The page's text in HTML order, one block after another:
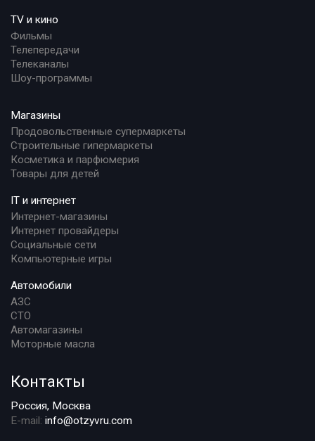
TV и кино
Фильмы
Телепередачи
Телеканалы
Шоу-программы
Магазины
Продовольственные супермаркеты
Строительные гипермаркеты
Косметика и парфюмерия
Товары для детей
IT и интернет
Интернет-магазины
Интернет провайдеры
Социальные сети
Компьютерные игры
Автомобили
АЗС
СТО
Автомагазины
Моторные масла
Контакты
Россия, Москва
E-mail: info@otzyvru.com